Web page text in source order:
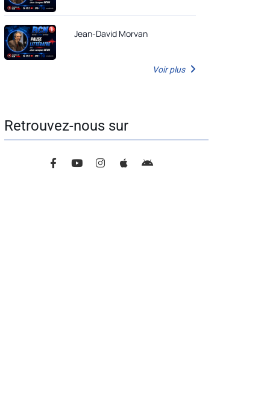
Jean-David Morvan
Voir plus
Retrouvez-nous sur